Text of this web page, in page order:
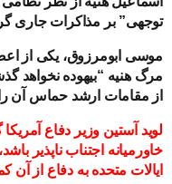
توجهی” بر مذاکرات جاری
موسی ابومرزوق، یکی از
مرگ هنیه “بیهوده نخواهد
از مقامات ارشد حماس آن
لوید آستین وزیر دفاع
خاورمیانه اجتناب ناپذیر
ایالات متحده به دفاع از آن